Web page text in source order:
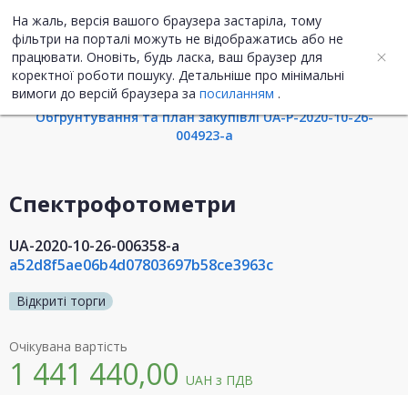
На жаль, версія вашого браузера застаріла, тому
фільтри на порталі можуть не відображатись або не
працювати. Оновіть, будь ласка, ваш браузер для
коректної роботи пошуку. Детальніше про мінімальні
вимоги до версій браузера за посиланням .
UA ENG
Інформація про закупівлю
Обгрунтування та план закупівлі UA-P-2020-10-26-
004923-a
Спектрофотометри
UA-2020-10-26-006358-a
a52d8f5ae06b4d07803697b58ce3963c
Відкриті торги
Очікувана вартість
1 441 440,00 UAH з ПДВ